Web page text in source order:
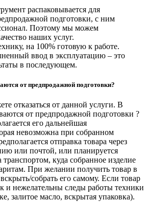
распаковывается для
подготовки, с ним
Поэтому мы можем
наших услуг.
на 100% готовую к работе.
ввод в эксплуатацию – это
в последующем.
от предпродажной подготовки?
отказаться от данной услуги. В
от предпродажной подготовки ?
его дальнейшая
невозможна при собранном
отправка товара через
или почтой, или планируется
транспортом, куда собранное изделие
При желании получить товар в
собрать его самому. Если товар
и нежелательны следы работы техники
залитое масло, вскрытая упаковка).